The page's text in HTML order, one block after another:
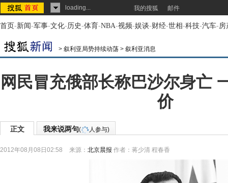
loading... 我的搜狐 邮件
首页-新闻-军事-文化-历史-体育-NBA-视频-娱谈-财经-世相-科技-汽车-房
> 叙利亚局势持续动荡 > 叙利亚消息
网民冒充俄部长称巴沙尔身亡
价
正文 我来说两句( 人参与)
2012年08月08日02:58 来源： 北京晨报 作者：蒋少清 程春香